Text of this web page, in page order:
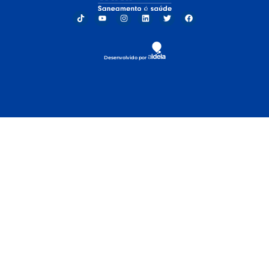
Desenvolvido por